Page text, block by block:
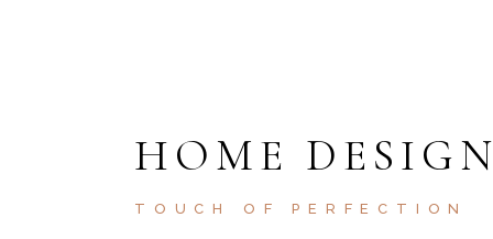
HOME
TOUCH OF PERFECTION